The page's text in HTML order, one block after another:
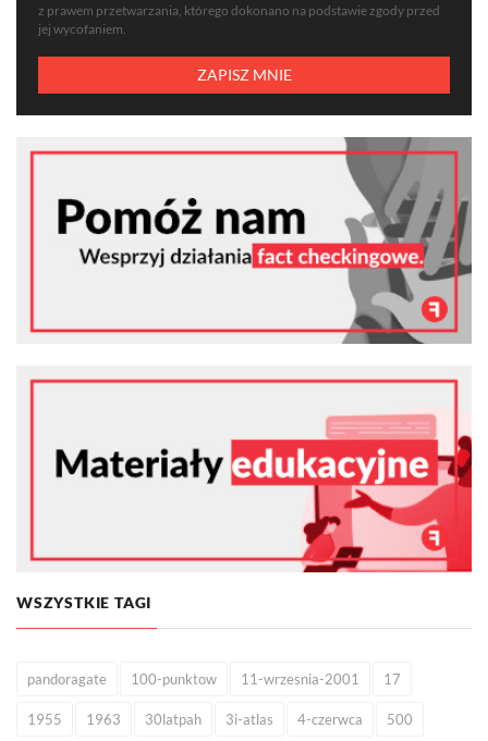
z prawem przetwarzania, którego dokonano na podstawie zgody przed
jej wycofaniem.
WSZYSTKIE TAGI
pandoragate 100-punktow 11-wrzesnia-2001 17
1955 1963 30latpah 3i-atlas 4-czerwca 500